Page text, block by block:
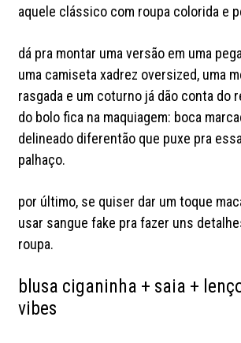
aquele clássico com roupa colorida e
dá pra montar uma versão em uma
uma camiseta xadrez oversized, uma
rasgada e um coturno já dão conta do
do bolo fica na maquiagem: boca
delineado diferentão que puxe pra
palhaço.
por último, se quiser dar um toque
usar sangue fake pra fazer uns
roupa.
blusa ciganinha + saia +
vibes